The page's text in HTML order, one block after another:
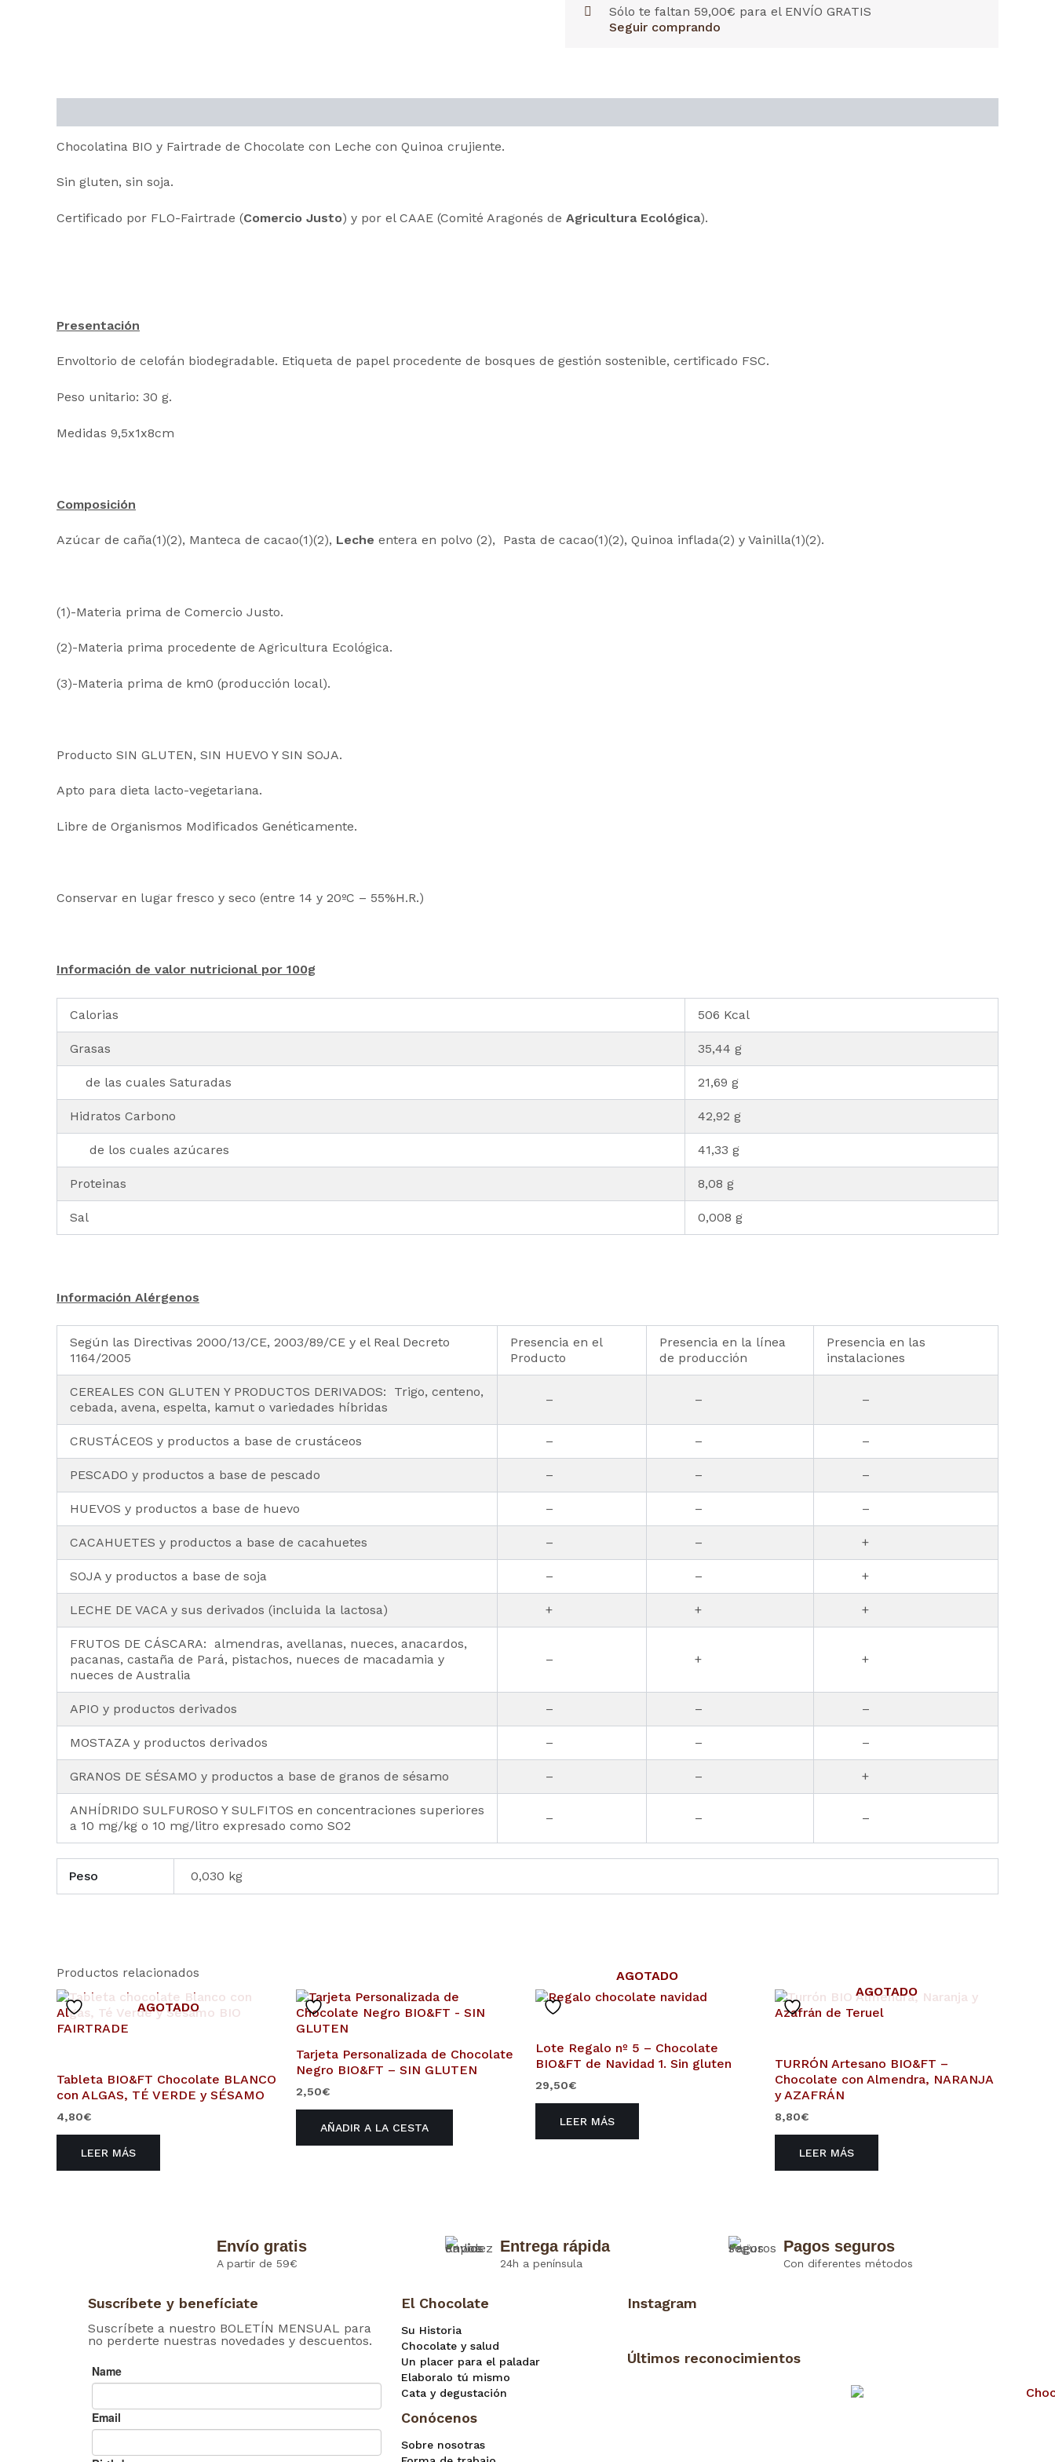
Sólo te faltan 59,00€ para el ENVÍO GRATIS
Seguir comprando
Chocolatina BIO y Fairtrade de Chocolate con Leche con Quinoa crujiente.
Sin gluten, sin soja.
Certificado por FLO-Fairtrade (Comercio Justo) y por el CAAE (Comité Aragonés de Agricultura Ecológica).
Presentación
Envoltorio de celofán biodegradable. Etiqueta de papel procedente de bosques de gestión sostenible, certificado FSC.
Peso unitario: 30 g.
Medidas 9,5x1x8cm
Composición
Azúcar de caña(1)(2), Manteca de cacao(1)(2), Leche entera en polvo (2), Pasta de cacao(1)(2), Quinoa inflada(2) y Vainilla(1)(2).
(1)-Materia prima de Comercio Justo.
(2)-Materia prima procedente de Agricultura Ecológica.
(3)-Materia prima de km0 (producción local).
Producto SIN GLUTEN, SIN HUEVO Y SIN SOJA.
Apto para dieta lacto-vegetariana.
Libre de Organismos Modificados Genéticamente.
Conservar en lugar fresco y seco (entre 14 y 20ºC – 55%H.R.)
Información de valor nutricional por 100g
Calorias 506 Kcal
Grasas 35,44 g
de las cuales Saturadas 21,69 g
Hidratos Carbono 42,92 g
de los cuales azúcares 41,33 g
Proteinas 8,08 g
Sal 0,008 g
Información Alérgenos
Según las Directivas 2000/13/CE, 2003/89/CE y el Real Decreto
1164/2005
Presencia en el
Producto
Presencia en la línea
de producción
Presencia en las
instalaciones
CEREALES CON GLUTEN Y PRODUCTOS DERIVADOS: Trigo, centeno,
cebada, avena, espelta, kamut o variedades híbridas
– – –
CRUSTÁCEOS y productos a base de crustáceos – – –
PESCADO y productos a base de pescado – – –
HUEVOS y productos a base de huevo – – –
CACAHUETES y productos a base de cacahuetes – – +
SOJA y productos a base de soja – – +
LECHE DE VACA y sus derivados (incluida la lactosa) + + +
FRUTOS DE CÁSCARA: almendras, avellanas, nueces, anacardos,
pacanas, castaña de Pará, pistachos, nueces de macadamia y
nueces de Australia
– + +
APIO y productos derivados – – –
MOSTAZA y productos derivados – – –
GRANOS DE SÉSAMO y productos a base de granos de sésamo – – +
ANHÍDRIDO SULFUROSO Y SULFITOS en concentraciones superiores
a 10 mg/kg o 10 mg/litro expresado como SO2
– – –
Peso 0,030 kg
Productos relacionados
AGOTADO
Tableta BIO&FT Chocolate BLANCO
con ALGAS, TÉ VERDE y SÉSAMO
4,80€
LEER MÁS
Tarjeta Personalizada de Chocolate
Negro BIO&FT – SIN GLUTEN
2,50€
AÑADIR A LA CESTA
AGOTADO
Lote Regalo nº 5 – Chocolate
BIO&FT de Navidad 1. Sin gluten
29,50€
LEER MÁS
AGOTADO
TURRÓN Artesano BIO&FT –
Chocolate con Almendra, NARANJA
y AZAFRÁN
8,80€
LEER MÁS
Envío gratis
A partir de 59€
Entrega rápida
24h a península
Pagos seguros
Con diferentes métodos
Suscríbete y benefíciate
Suscríbete a nuestro BOLETÍN MENSUAL para
no perderte nuestras novedades y descuentos.
El Chocolate
Su Historia
Chocolate y salud
Un placer para el paladar
Elaboralo tú mismo
Cata y degustación
Conócenos
Sobre nosotras
Instagram
Últimos reconocimientos